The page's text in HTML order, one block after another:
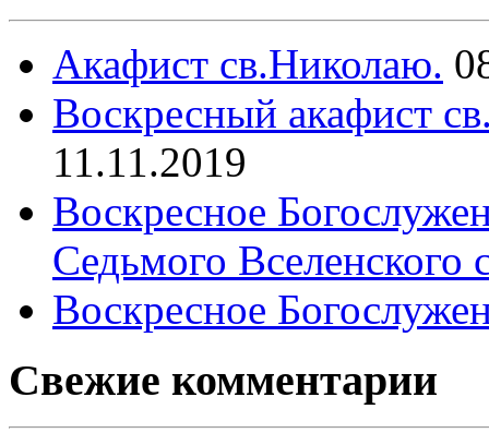
Акафист св.Николаю.
Воскресный акафист
11.11.2019
Воскресное
Седьмого Вселенского
Воскресное
Свежие комментарии